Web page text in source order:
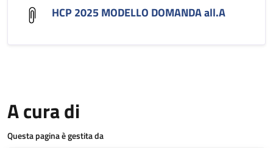
HCP 2025 MODELLO DOMANDA all.A
A cura di
Questa pagina è gestita da